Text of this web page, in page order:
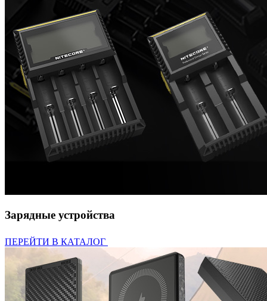
Зарядные устройства
ПЕРЕЙТИ В КАТАЛОГ